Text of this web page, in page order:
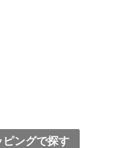
ングで探す